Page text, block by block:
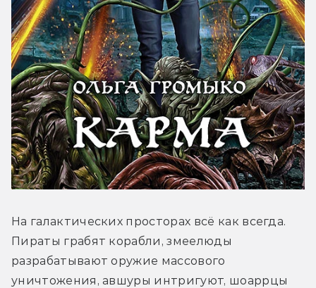
На галактических просторах всё как всегда.
Пираты грабят корабли, змеелюды
разрабатывают оружие массового
уничтожения, авшуры интригуют, шоаррцы